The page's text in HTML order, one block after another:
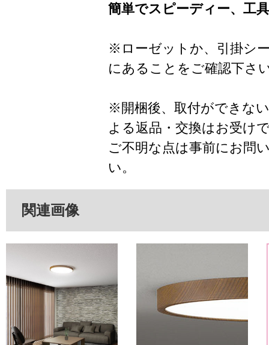
簡単でスピーディー、工
※ローゼットか、引掛シ
にあることをご確認下さ
※開梱後、取付ができな
よる返品・交換はお受け
ご不明な点は事前にお問
い。
関連画像